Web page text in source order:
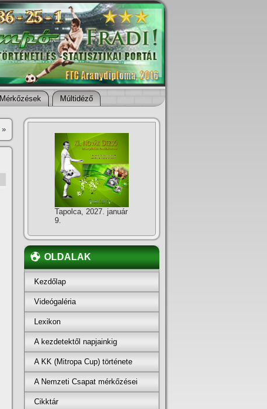
Mérkőzések Múltidéző
»
Tapolca, 2027. január
9.
OLDALAK
Kezdőlap
Videógaléria
Lexikon
A kezdetektől napjainkig
A KK (Mitropa Cup) története
A Nemzeti Csapat mérkőzései
Cikktár